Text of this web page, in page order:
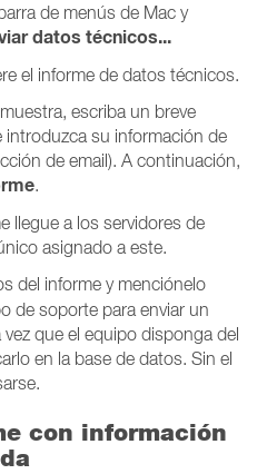
de menús de Mac y
datos técnicos...
el informe de datos técnicos.
escriba un breve
introduzca su información de
de email). A continuación,
.
llegue a los servidores de
asignado a este.
del informe y menciónelo
de soporte para enviar un
que el equipo disponga del
en la base de datos. Sin el
con información